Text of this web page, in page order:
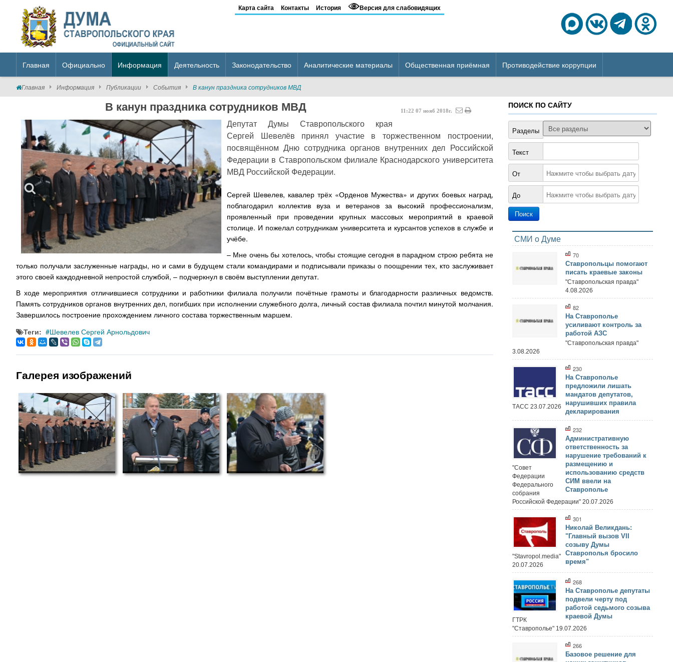
Карта сайта Контакты История Версия для слабовидящих
Главная Официально Информация Деятельность Законодательство Аналитические материалы Общественная приёмная Противодействие коррупции
Главная Информация Публикации События В канун праздника сотрудников МВД
В канун праздника сотрудников МВД 11:22 07 нояб 2018г.
Депутат Думы Ставропольского края
Сергей Шевелёв принял участие в торжественном построении,
посвящённом Дню сотрудника органов внутренних дел Российской
Федерации в Ставропольском филиале Краснодарского университета
МВД Российской Федерации.
Сергей Шевелев, кавалер трёх «Орденов Мужества» и других боевых наград,
поблагодарил коллектив вуза и ветеранов за высокий профессионализм,
проявленный при проведении крупных массовых мероприятий в краевой
столице. И пожелал сотрудникам университета и курсантов успехов в службе и
учёбе.
– Мне очень бы хотелось, чтобы стоящие сегодня в парадном строю ребята не
только получали заслуженные награды, но и сами в будущем стали командирами и подписывали приказы о поощрении тех, кто заслуживает
этого своей каждодневной непростой службой, – подчеркнул в своём выступлении депутат.
В ходе мероприятия отличившиеся сотрудники и работники филиала получили почётные грамоты и благодарности различных ведомств.
Память сотрудников органов внутренних дел, погибших при исполнении служебного долга, личный состав филиала почтил минутой молчания.
Завершилось построение прохождением личного состава торжественным маршем.
Теги:
Шевелев Сергей Арнольдович
Галерея изображений
ПОИСК ПО САЙТУ
Разделы
Текст
От
До
СМИ о Думе
70
Ставропольцы помогают
писать краевые законы
"Ставропольская правда"
4.08.2026
82
На Ставрополье
усиливают контроль за
работой АЗС
"Ставропольская правда"
3.08.2026
230
На Ставрополье
предложили лишать
мандатов депутатов,
нарушивших правила
декларирования
ТАСС 23.07.2026
232
Административную
ответственность за
нарушение требований к
размещению и
использованию средств
СИМ ввели на
Ставрополье
"Совет
Федерации
Федерального
собрания
Российской Федерации" 20.07.2026
301
Николай Великдань:
"Главный вызов VII
созыву Думы
Ставрополья бросило
время"
"Stavropol.media"
20.07.2026
268
На Ставрополье депутаты
подвели черту под
работой седьмого созыва
краевой Думы
ГТРК
"Ставрополье" 19.07.2026
266
Базовое решение для